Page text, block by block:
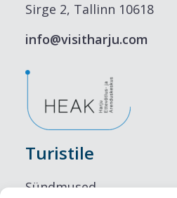
Sirge 2, Tallinn 10618
info@visitharju.com
Turistile
Sündmused